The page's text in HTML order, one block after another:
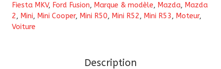
air
haute
Fiesta MKV, Ford Fusion, Marque & modèle, Mazda, Mazda
2, Mini, Mini Cooper, Mini R50, Mini R52, Mini R53, Moteur,
Voiture
Description